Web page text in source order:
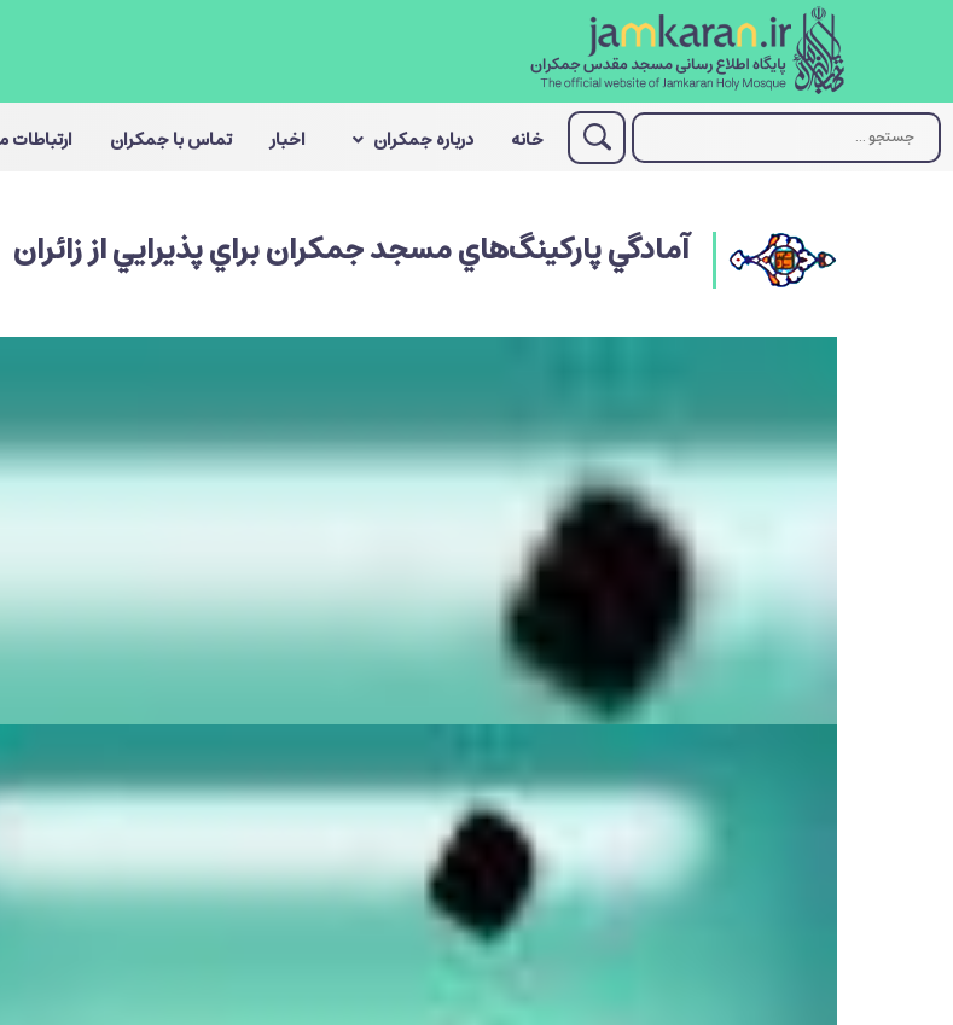
خانه درباره جمکران اخبار تماس با جمکران ارتباطات
آمادگي پاركينگ‌هاي مسجد جمكران براي پذيرايي از زائران